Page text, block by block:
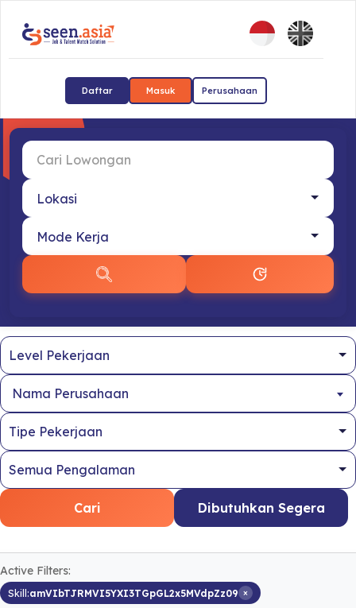
Daftar Masuk Perusahaan
Nama Perusahaan
Cari Dibutuhkan Segera
Active Filters:
Skill:amVIbTJRMVI5YXI3TGpGL2x5MVdpZz09 ×